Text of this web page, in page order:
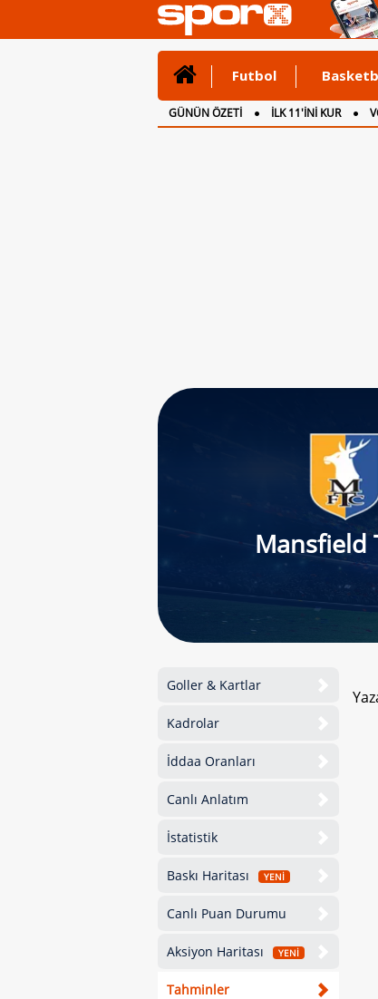
Futbol
GÜNÜN ÖZETİ İLK 11'İNİ KUR
CANLI ANLATIM
İNGİLTERE
Mansfield
Goller & Kartlar
Kadrolar
İddaa Oranları
Canlı Anlatım
İstatistik
Baskı Haritası YENİ
Canlı Puan Durumu
Aksiyon Haritası YENİ
Tahminler